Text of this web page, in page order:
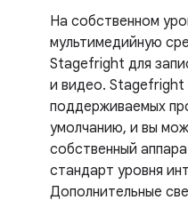
На собственном
мультимедийную
Stagefright для
и видео. Stagefright
поддерживаемых
умолчанию, и вы
собственный
стандарт уровня
Дополнительные